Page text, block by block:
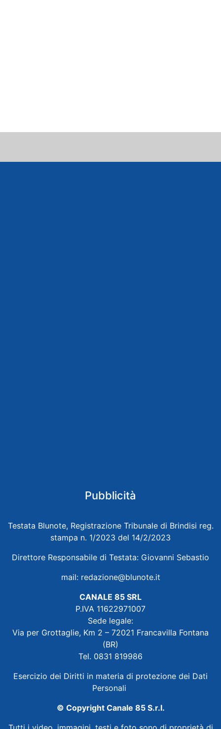
Pubblicità
Testata Blunote, Registrazione Tribunale di Brindisi reg.
stampa n. 1/2023 del 14/2/2023
Direttore Responsabile di Testata: Giovanni Sebastio
mail: redazione@blunote.it
CANALE 85 SRL
P.IVA 11622971007
Sede legale:
Via per Grottaglie, Km 2 – 72021 Francavilla Fontana
(BR)
Tel. 0831 819986
Esercizio dei Diritti in materia di protezione dei Dati
Personali
© Copyright Canale 85 S.r.l.